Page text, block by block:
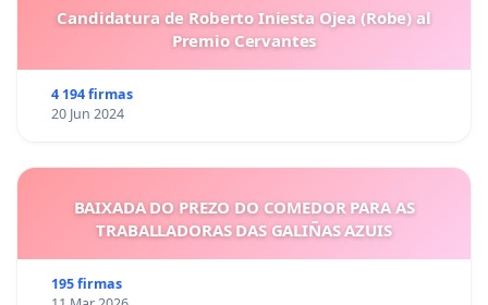
Candidatura de Roberto Iniesta Ojea (Robe) al
Premio Cervantes
4 194 firmas
20 Jun 2024
BAIXADA DO PREZO DO COMEDOR PARA AS
TRABALLADORAS DAS GALIÑAS AZUIS
195 firmas